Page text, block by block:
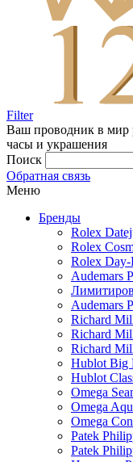
Filter
Ваш проводник в мир
часы и украшения
Поиск
Обратная связь
Меню
Бренды
Rolex
Rolex
Rolex Day-
Audemars
Audemars
Richard
Richard
Richard
Hublot Big
Hublot
Omega
Omega
Omega
Patek
Patek